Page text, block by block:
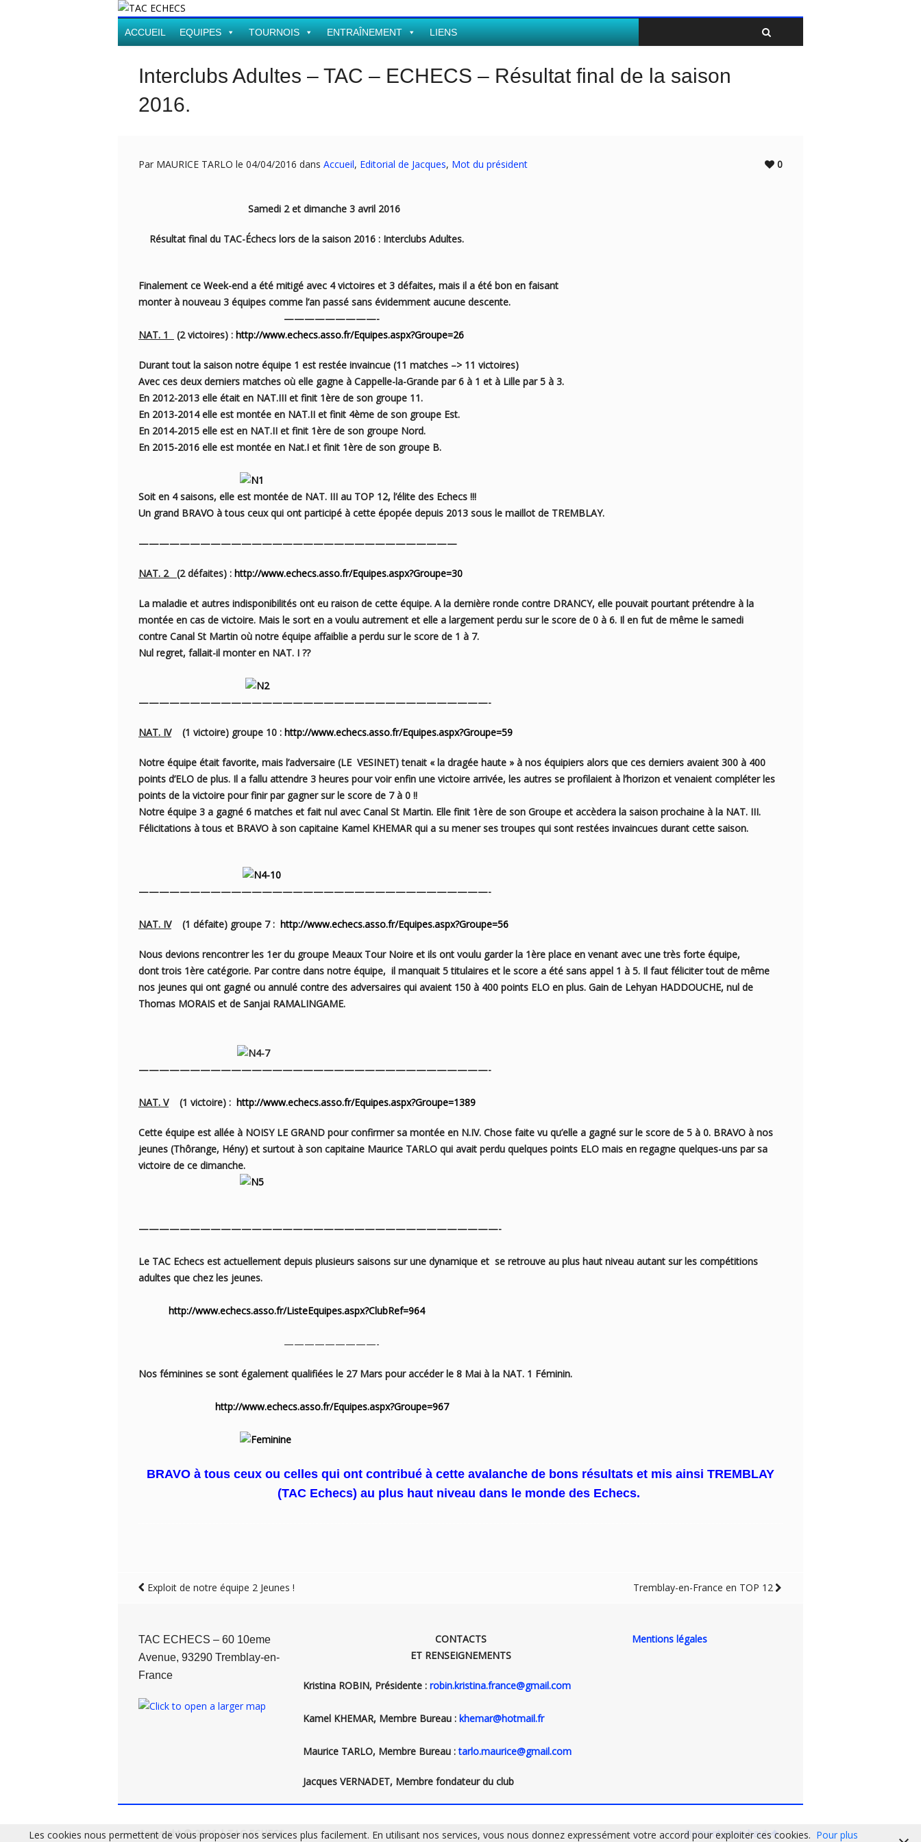
ACCUEIL EQUIPES TOURNOIS ENTRAÎNEMENT LIENS
Interclubs Adultes – TAC – ECHECS – Résultat final de la saison
2016.
Par MAURICE TARLO le 04/04/2016 dans Accueil, Editorial de Jacques, Mot du président 0
Samedi 2 et dimanche 3 avril 2016
Résultat final du TAC-Échecs lors de la saison 2016 : Interclubs Adultes.
Finalement ce Week-end a été mitigé avec 4 victoires et 3 défaites, mais il a été bon en faisant
monter à nouveau 3 équipes comme l’an passé sans évidemment aucune descente.
—————————-
NAT. 1
(2 victoires) : http://www.echecs.asso.fr/Equipes.aspx?Groupe=26
Durant tout la saison notre équipe 1 est restée invaincue (11 matches –> 11 victoires)
Avec ces deux derniers matches où elle gagne à Cappelle-la-Grande par 6 à 1 et à Lille par 5 à 3.
En 2012-2013 elle était en NAT.III et finit 1ère de son groupe 11.
En 2013-2014 elle est montée en NAT.II et finit 4ème de son groupe Est.
En 2014-2015 elle est en NAT.II et finit 1ère de son groupe Nord.
En 2015-2016 elle est montée en Nat.I et finit 1ère de son groupe B.
Soit en 4 saisons, elle est montée de NAT. III au TOP 12, l’élite des Echecs !!!
Un grand BRAVO à tous ceux qui ont participé à cette épopée depuis 2013 sous le maillot de TREMBLAY.
———————————————————————————————
NAT. 2 (2 défaites) : http://www.echecs.asso.fr/Equipes.aspx?Groupe=30
La maladie et autres indisponibilités ont eu raison de cette équipe. A la dernière ronde contre DRANCY, elle pouvait pourtant prétendre à la
montée en cas de victoire. Mais le sort en a voulu autrement et elle a largement perdu sur le score de 0 à 6. Il en fut de même le samedi
contre Canal St Martin où notre équipe affaiblie a perdu sur le score de 1 à 7.
Nul regret, fallait-il monter en NAT. I ??
——————————————————————————————————-
NAT. IV(1 victoire) groupe 10 : http://www.echecs.asso.fr/Equipes.aspx?Groupe=59
Notre équipe était favorite, mais l’adversaire (LE VESINET) tenait « la dragée haute » à nos équipiers alors que ces derniers avaient 300 à 400
points d’ELO de plus. Il a fallu attendre 3 heures pour voir enfin une victoire arrivée, les autres se profilaient à l’horizon et venaient compléter les
points de la victoire pour finir par gagner sur le score de 7 à 0 !!
Notre équipe 3 a gagné 6 matches et fait nul avec Canal St Martin. Elle finit 1ère de son Groupe et accèdera la saison prochaine à la NAT. III.
Félicitations à tous et BRAVO à son capitaine Kamel KHEMAR qui a su mener ses troupes qui sont restées invaincues durant cette saison.
——————————————————————————————————-
NAT. IV(1 défaite) groupe 7 : http://www.echecs.asso.fr/Equipes.aspx?Groupe=56
Nous devions rencontrer les 1er du groupe Meaux Tour Noire et ils ont voulu garder la 1ère place en venant avec une très forte équipe,
dont trois 1ère catégorie. Par contre dans notre équipe, il manquait 5 titulaires et le score a été sans appel 1 à 5. Il faut féliciter tout de même
nos jeunes qui ont gagné ou annulé contre des adversaires qui avaient 150 à 400 points ELO en plus. Gain de Lehyan HADDOUCHE, nul de
Thomas MORAIS et de Sanjai RAMALINGAME.
——————————————————————————————————-
NAT. V(1 victoire) : http://www.echecs.asso.fr/Equipes.aspx?Groupe=1389
Cette équipe est allée à NOISY LE GRAND pour confirmer sa montée en N.IV. Chose faite vu qu’elle a gagné sur le score de 5 à 0. BRAVO à nos
jeunes (Thôrange, Hény) et surtout à son capitaine Maurice TARLO qui avait perdu quelques points ELO mais en regagne quelques-uns par sa
victoire de ce dimanche.
———————————————————————————————————-
Le TAC Echecs est actuellement depuis plusieurs saisons sur une dynamique et se retrouve au plus haut niveau autant sur les compétitions
adultes que chez les jeunes.
http://www.echecs.asso.fr/ListeEquipes.aspx?ClubRef=964
—————————-
Nos féminines se sont également qualifiées le 27 Mars pour accéder le 8 Mai à la NAT. 1 Féminin.
http://www.echecs.asso.fr/Equipes.aspx?Groupe=967
BRAVO à tous ceux ou celles qui ont contribué à cette avalanche de bons résultats et mis ainsi TREMBLAY
(TAC Echecs) au plus haut niveau dans le monde des Echecs.
Exploit de notre équipe 2 Jeunes ! Tremblay-en-France en TOP 12
TAC ECHECS – 60 10eme
Avenue, 93290 Tremblay-en-
France
CONTACTS
ET RENSEIGNEMENTS
Kristina ROBIN, Présidente : robin.kristina.france@gmail.com
Kamel KHEMAR, Membre Bureau : khemar@hotmail.fr
Maurice TARLO, Membre Bureau :tarlo.maurice@gmail.com
Jacques VERNADET, Membre fondateur du club
Mentions légales
Copyright © 2026 | TAC ECHECS Remontez en haut
Les cookies nous permettent de vous proposer nos services plus facilement. En utilisant nos services, vous nous donnez expressément votre accord pour exploiter ces cookies. Pour plus